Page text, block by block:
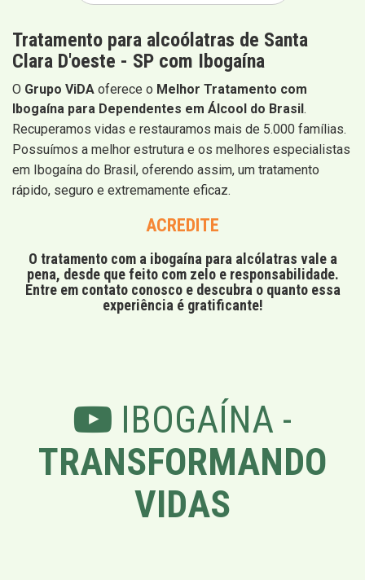
Tratamento para alcoólatras de Santa
Clara D'oeste - SP com Ibogaína
O Grupo ViDA oferece o Melhor Tratamento com
Ibogaína para Dependentes em Álcool do Brasil .
Recuperamos vidas e restauramos mais de 5.000 famílias.
Possuímos a melhor estrutura e os melhores especialistas
em Ibogaína do Brasil, oferendo assim, um tratamento
rápido, seguro e extremamente eficaz.
ACREDITE
O tratamento com a ibogaína para alcólatras vale a
pena, desde que feito com zelo e responsabilidade.
Entre em contato conosco e descubra o quanto essa
experiência é gratificante!
IBOGAÍNA -
TRANSFORMANDO
VIDAS